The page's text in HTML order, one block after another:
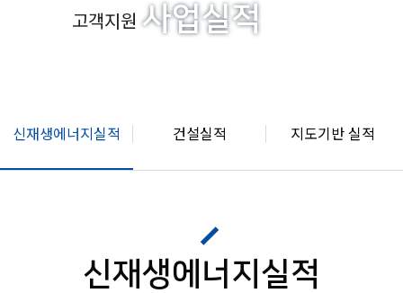
고객지원 사업실적
신재생에너지실적 건설실적 지도기반 실적
신재생에너지실적